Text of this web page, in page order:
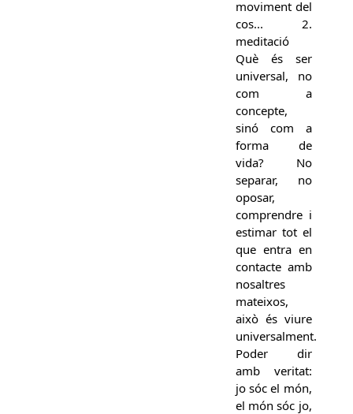
moviment del
cos... 2.
meditació
Què és ser
universal, no
com a
concepte,
sinó com a
forma de
vida? No
separar, no
oposar,
comprendre i
estimar tot el
que entra en
contacte amb
nosaltres
mateixos,
això és viure
universalment.
Poder dir
amb veritat:
jo sóc el món,
el món sóc jo,